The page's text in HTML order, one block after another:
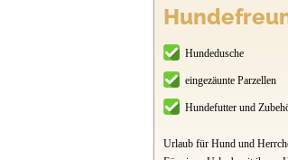
Hundedusche
eingezäunte Parzellen
Hundefutter und
Urlaub für Hund und